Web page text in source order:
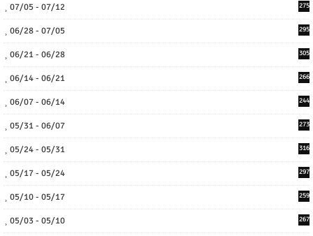
07/05 - 07/12 275
06/28 - 07/05 295
06/21 - 06/28 305
06/14 - 06/21 266
06/07 - 06/14 244
05/31 - 06/07 273
05/24 - 05/31 316
05/17 - 05/24 297
05/10 - 05/17 259
05/03 - 05/10 267